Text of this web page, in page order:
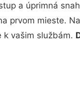
a úprimná
prvom mieste.
k vašim službám.